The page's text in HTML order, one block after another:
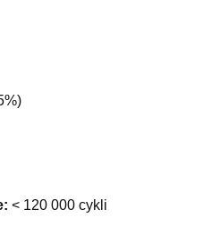
< 120 000 cykli